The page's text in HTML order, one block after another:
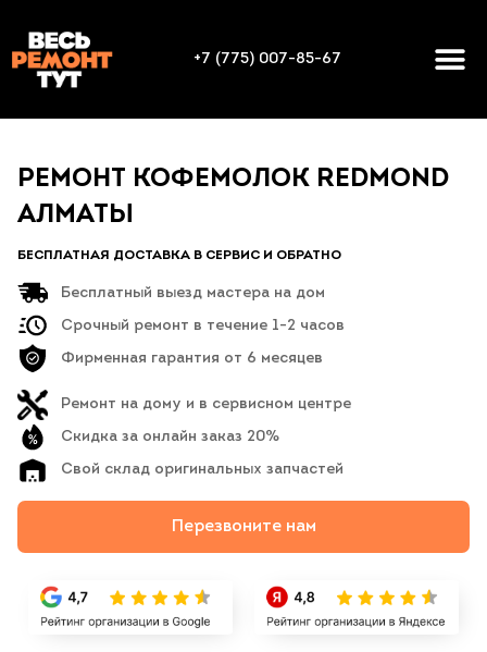
+7 (775) 007-85-67
РЕМОНТ КОФЕМОЛОК REDMOND
АЛМАТЫ
БЕСПЛАТНАЯ ДОСТАВКА В СЕРВИС И ОБРАТНО
Бесплатный выезд мастера на дом
Срочный ремонт в течение 1-2 часов
Фирменная гарантия от 6 месяцев
Ремонт на дому и в сервисном центре
Скидка за онлайн заказ 20%
Свой склад оригинальных запчастей
Перезвоните нам